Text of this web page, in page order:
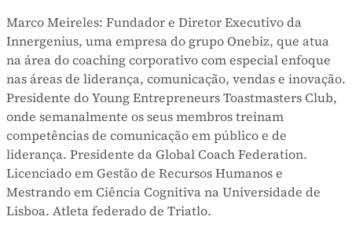
Marco Meireles: Fundador e Diretor Executivo da
Innergenius, uma empresa do grupo Onebiz, que atua
na área do coaching corporativo com especial enfoque
nas áreas de liderança, comunicação, vendas e inovação.
Presidente do Young Entrepreneurs Toastmasters Club,
onde semanalmente os seus membros treinam
competências de comunicação em público e de
liderança. Presidente da Global Coach Federation.
Licenciado em Gestão de Recursos Humanos e
Mestrando em Ciência Cognitiva na Universidade de
Lisboa. Atleta federado de Triatlo.